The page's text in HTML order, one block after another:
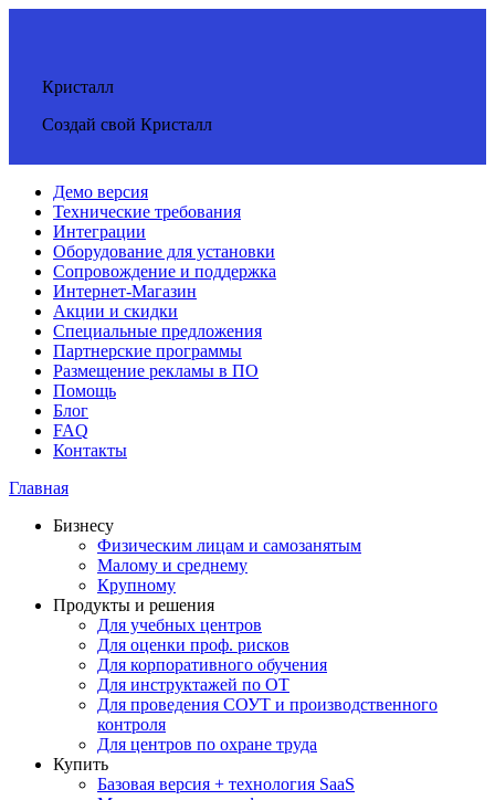
Кристалл
Создай свой Кристалл
Демо версия
Технические требования
Интеграции
Оборудование для установки
Сопровождение и поддержка
Интернет-Магазин
Акции и скидки
Специальные предложения
Партнерские программы
Размещение рекламы в ПО
Помощь
Блог
FAQ
Контакты
Главная
Бизнесу
Физическим лицам и самозанятым
Малому и среднему
Крупному
Продукты и решения
Для учебных центров
Для оценки проф. рисков
Для корпоративного обучения
Для инструктажей по ОТ
Для проведения СОУТ и производственного
контроля
Для центров по охране труда
Купить
Базовая версия + технология SaaS